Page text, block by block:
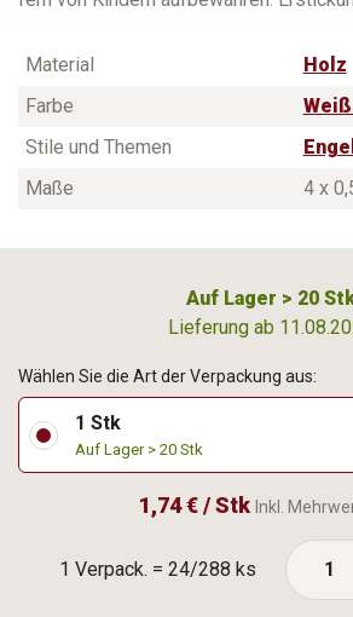
Material
Holz
Farbe
Weiß
Stile und Themen
Engel
Maße
4 x
Auf Lager > 20
Lieferung ab
1 Verpack. = 24/288 ks
Wählen Sie die Art der Verpackung aus:
1 Stk
Auf Lager > 20 Stk
1,74 € / Stk Inkl.